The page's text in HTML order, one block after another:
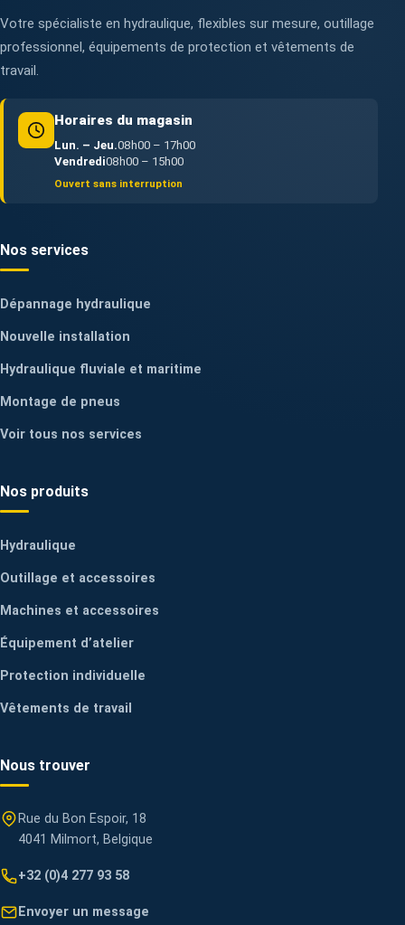
Votre spécialiste en hydraulique, flexibles sur mesure, outillage
professionnel, équipements de protection et vêtements de
travail.
Horaires du magasin
Lun. – Jeu.08h00 – 17h00
Vendredi08h00 – 15h00
Ouvert sans interruption
Nos services
Dépannage hydraulique
Nouvelle installation
Hydraulique fluviale et maritime
Montage de pneus
Voir tous nos services
Nos produits
Hydraulique
Outillage et accessoires
Machines et accessoires
Équipement d’atelier
Protection individuelle
Vêtements de travail
Nous trouver
Rue du Bon Espoir, 18
4041 Milmort, Belgique
+32 (0)4 277 93 58
Envoyer un message